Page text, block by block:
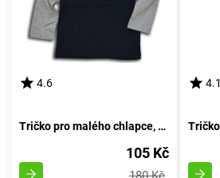
4.6
Tričko pro malého chlapce, s dlouhými rukávy, od značky Wendee, v tmavě modrém provedení - velikost 98 | Věk 3 roky
105 Kč
4.1